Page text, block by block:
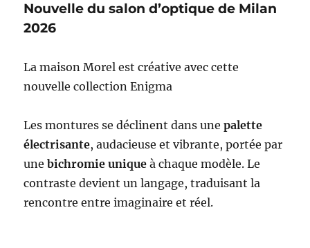
Nouvelle du salon d’optique de Milan
2026
La maison Morel est créative avec cette
nouvelle collection Enigma
Les montures se déclinent dans unepalette
électrisante, audacieuse et vibrante, portée par
unebichromie unique à chaque modèle. Le
contraste devient un langage, traduisant la
rencontre entre imaginaire et réel.